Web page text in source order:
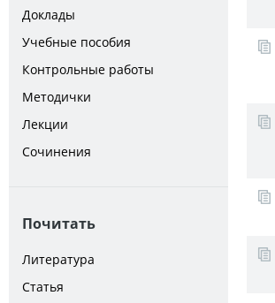
Доклады
Учебные пособия
Контрольные работы
Методички
Лекции
Сочинения
Почитать
Литература
Статья